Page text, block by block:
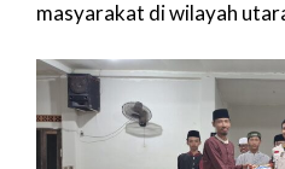
masyarakat di wilayah